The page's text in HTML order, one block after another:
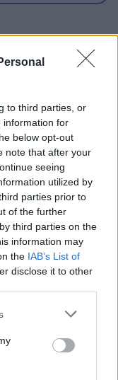
to third parties, or
information for
below opt-out
note that after your
seeing
utilized by
parties prior to
of the further
third parties on the
information may
the IAB’s List of
disclose it to other
mest
2026.
på den brede
alt fra
fly til
en
og de hvide
rammen om
tusindvis af